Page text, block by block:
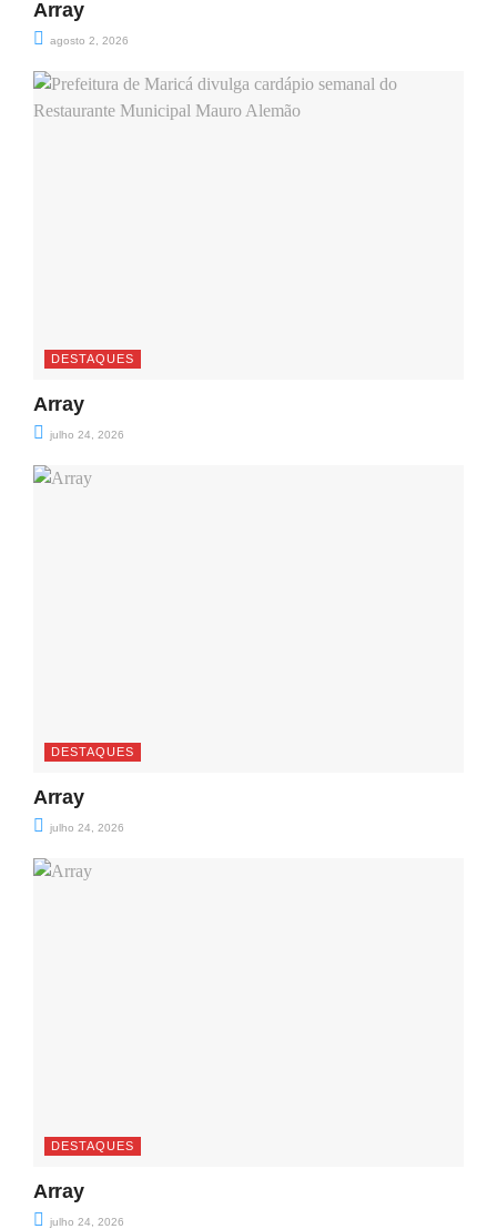
Array
agosto 2, 2026
DESTAQUES
Array
julho 24, 2026
DESTAQUES
Array
julho 24, 2026
DESTAQUES
Array
julho 24, 2026